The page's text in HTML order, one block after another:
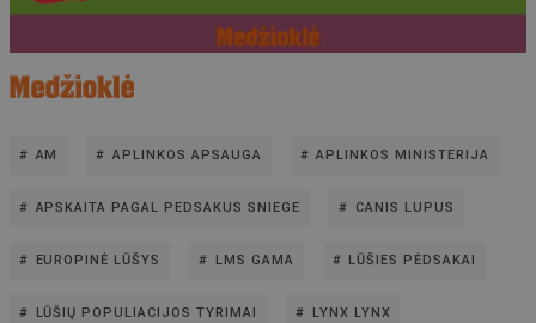
AM APLINKOS APSAUGA APLINKOS MINISTERIJA
APSKAITA PAGAL PEDSAKUS SNIEGE CANIS LUPUS
EUROPINĖ LŪŠYS LMS GAMA LŪŠIES PĖDSAKAI
LŪŠIŲ POPULIACIJOS TYRIMAI LYNX LYNX